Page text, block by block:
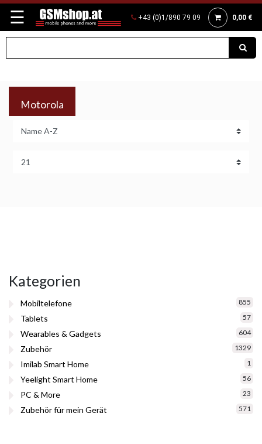
☰ +43 (0)1/890 79 09 0,00 €
Motorola
Kategorien
Mobiltelefone 855
Tablets 57
Wearables & Gadgets 604
Zubehör 1329
Imilab Smart Home 1
Yeelight Smart Home 56
PC & More 23
Zubehör für mein Gerät 571